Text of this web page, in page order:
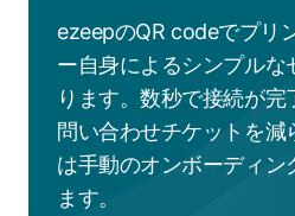
ezeepのQR codeでプリ
ー自身によるシンプルな
ります。数秒で接続が
問い合わせチケットを減
は手動のオンボーディン
ます。